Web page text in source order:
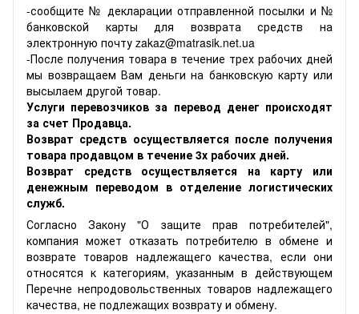
-сообщите № декларации отправленной посылки и №
банковской карты для возврата средств на
электронную почту zakaz@matrasik.net.ua
-После получения товара в течение трех рабочих дней
мы возвращаем Вам деньги на банковскую карту или
высылаем другой товар.
Услуги перевозчиков за перевод денег происходят
за счет Продавца.
Возврат средств осуществляется после получения
товара продавцом в течение 3х рабочих дней.
Возврат средств осуществляется на карту или
денежным переводом в отделение логистических
служб.
Согласно Закону "О защите прав потребителей",
компания может отказать потребителю в обмене и
возврате товаров надлежащего качества, если они
относятся к категориям, указанным в действующем
Перечне непродовольственных товаров надлежащего
качества, не подлежащих возврату и обмену.